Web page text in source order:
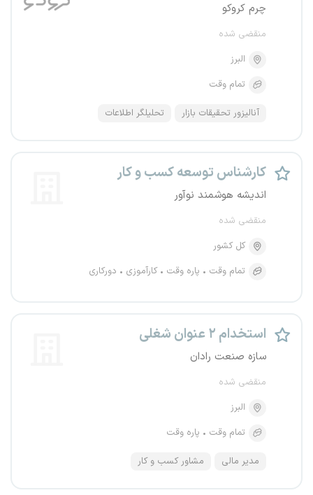
چرم کروکو
منقضی شده
البرز
تمام وقت
آنالیزور تحقیقات بازار تحلیلگر اطلاعات
کارشناس توسعه کسب و کار
اندیشه هوشمند نوآور
منقضی شده
کل کشور
تمام وقت
پاره وقت کارآموزی دورکاری
استخدام ۲ عنوان شغلی
سازه صنعت رادان
منقضی شده
البرز
تمام وقت
پاره وقت
مدیر مالی مشاور کسب و کار